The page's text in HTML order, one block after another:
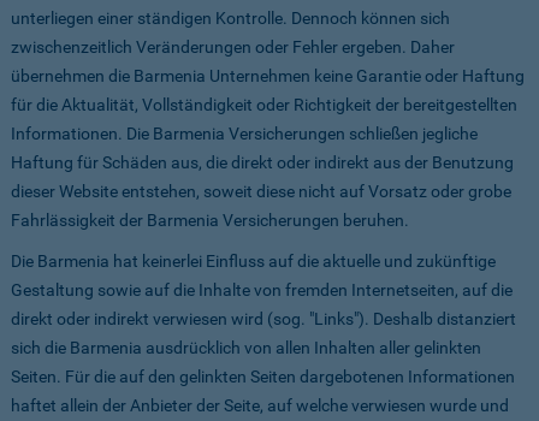
unterliegen einer ständigen Kontrolle. Dennoch können sich
zwischenzeitlich Veränderungen oder Fehler ergeben. Daher
übernehmen die Barmenia Unternehmen keine Garantie oder Haftung
für die Aktualität, Vollständigkeit oder Richtigkeit der bereitgestellten
Informationen. Die Barmenia Versicherungen schließen jegliche
Haftung für Schäden aus, die direkt oder indirekt aus der Benutzung
dieser Website entstehen, soweit diese nicht auf Vorsatz oder grobe
Fahrlässigkeit der Barmenia Versicherungen beruhen.
Die Barmenia hat keinerlei Einfluss auf die aktuelle und zukünftige
Gestaltung sowie auf die Inhalte von fremden Internetseiten, auf die
direkt oder indirekt verwiesen wird (sog. "Links"). Deshalb distanziert
sich die Barmenia ausdrücklich von allen Inhalten aller gelinkten
Seiten. Für die auf den gelinkten Seiten dargebotenen Informationen
haftet allein der Anbieter der Seite, auf welche verwiesen wurde und